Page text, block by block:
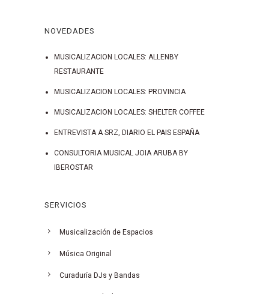
NOVEDADES
MUSICALIZACION LOCALES: ALLENBY
RESTAURANTE
MUSICALIZACION LOCALES: PROVINCIA
MUSICALIZACION LOCALES: SHELTER COFFEE
ENTREVISTA A SRZ, DIARIO EL PAIS ESPAÑA
CONSULTORIA MUSICAL JOIA ARUBA BY
IBEROSTAR
SERVICIOS
Musicalización de Espacios
Música Original
Curaduría DJs y Bandas